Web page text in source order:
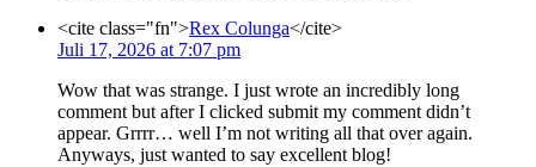
<cite class="fn">Rex Colunga</cite>
Juli 17, 2026 at 7:07 pm
Wow that was strange. I just wrote an incredibly long
comment but after I clicked submit my comment didn’t
appear. Grrrr… well I’m not writing all that over again.
Anyways, just wanted to say excellent blog!